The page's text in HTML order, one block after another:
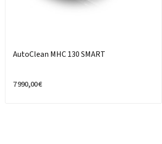
AutoClean MHC 130 SMART
7 990,00 €